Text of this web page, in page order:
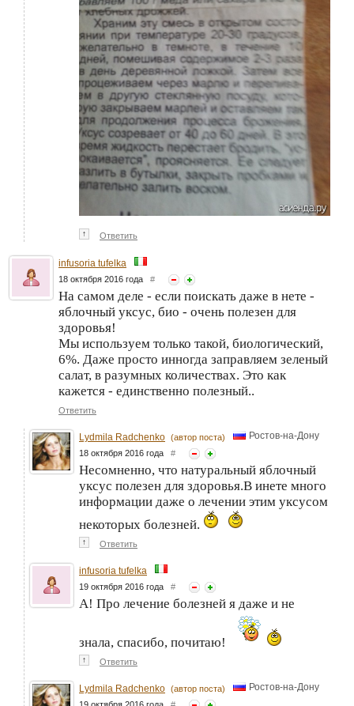
↑ Ответить
infusoria tufelka
18 октября 2016 года #
На самом деле - если поискать даже в нете -
яблочный уксус, био - очень полезен для
здоровья!
Мы используем только такой, биологический,
6%. Даже просто инногда заправляем зеленый
салат, в разумных количествах. Это как
кажется - единственно полезный..
Ответить
Lydmila Radchenko (автор поста) Ростов-на-Дону
18 октября 2016 года #
Несомненно, что натуральный яблочный
уксус полезен для здоровья.В инете много
информации даже о лечении этим уксусом
некоторых болезней.
↑ Ответить
infusoria tufelka
19 октября 2016 года #
А! Про лечение болезней я даже и не
знала, спасибо, почитаю!
↑ Ответить
Lydmila Radchenko (автор поста) Ростов-на-Дону